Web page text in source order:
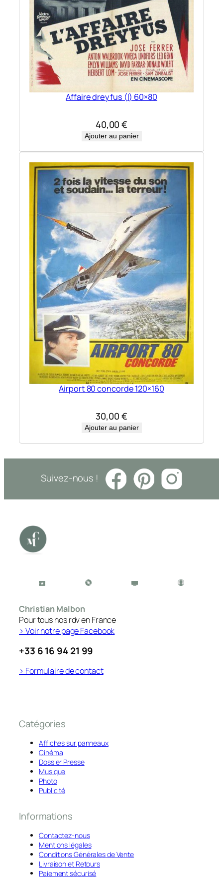
Affaire dreyfus (l) 60×80
40,00€
Ajouter au panier
Airport 80 concorde 120×160
30,00 €
Ajouter au panier
Suivez-nous !
Christian Malbon
Pour tous nos rdv en France
> Voir notre page Facebook
+33 6 16 94 21 99
> Formulaire de contact
Catégories
Affiches sur panneaux
Cinéma
Dossier Presse
Musique
Photo
Publicité
Informations
Contactez-nous
Mentions légales
Conditions Générales de Vente
Livraison et Retours
Paiement sécurisé